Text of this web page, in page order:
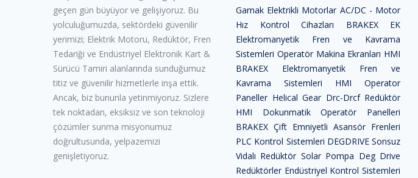
geçen gün büyüyor ve gelişiyoruz. Bu
yolculuğumuzda, sektördeki güvenilir
yerimizi; Elektrik Motoru, Redüktör, Fren
Tedariği ve Endüstriyel Elektronik Kart &
Sürücü Tamiri alanlarında sunduğumuz
titiz ve güvenilir hizmetlerle inşa ettik.
Ancak, biz bununla yetinmiyoruz. Sizlere
tek noktadan, eksiksiz ve son teknoloji
çözümler sunma misyonumuz
doğrultusunda, yelpazemizi
genişletiyoruz.
Gamak Elektrikli Motorlar AC/DC - Motor
Hız Kontrol Cihazları
BRAKEX EK
Elektromanyetik Fren ve Kavrama
Sistemleri Operatör Makina Ekranları HMI
BRAKEX Elektromanyetik Fren ve
Kavrama Sistemleri
HMI Operator
Paneller Helical Gear Drc-Drcf Redüktör
HMI Dokunmatik Operatör Panelleri
BRAKEX Çift Emniyetli Asansör Frenleri
PLC Kontrol Sistemleri DEGDRIVE Sonsuz
Vidalı Redüktör Solar Pompa Deg Drive
Redüktörler Endüstriyel Kontrol Sistemleri